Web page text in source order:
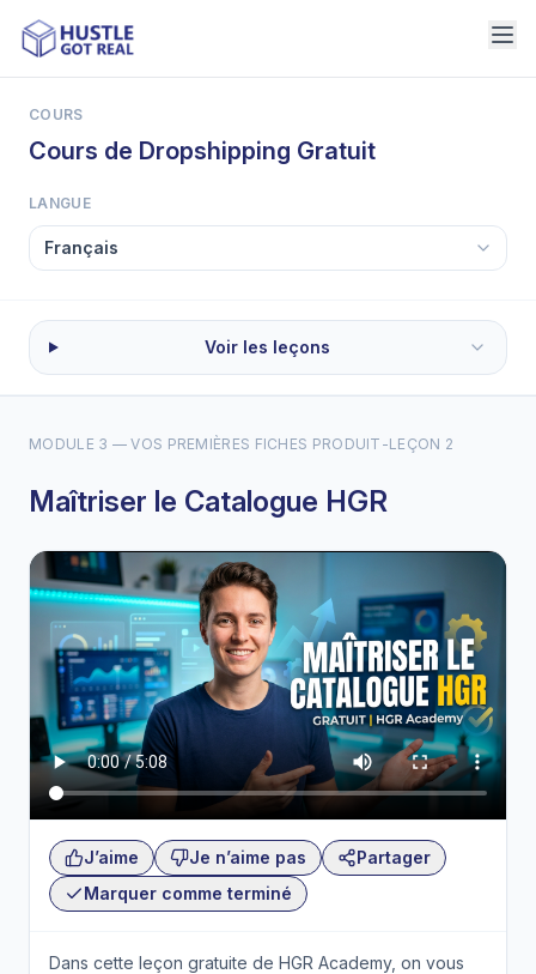
COURS
Cours de Dropshipping Gratuit
LANGUE
Voir les leçons
MODULE 3 — VOS PREMIÈRES FICHES PRODUIT -LEÇON 2
Maîtriser le Catalogue HGR
J’aime Je n’aime pas
Partager
Marquer comme terminé
Dans cette leçon gratuite de HGR Academy, on vous